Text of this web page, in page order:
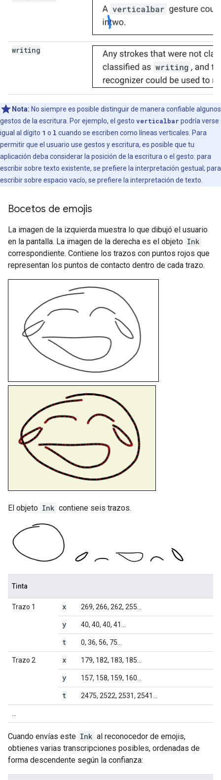
writing
Nota: No siempre es posible distinguir de manera confiable algunos
gestos de la escritura. Por ejemplo, el gesto verticalbar podría verse
igual al dígito 1 o l cuando se escriben como líneas verticales. Para
permitir que el usuario use gestos y escritura, es posible que tu
aplicación deba considerar la posición de la escritura o el gesto: para
escribir sobre texto existente, se prefiere la interpretación gestual; para
escribir sobre espacio vacío, se prefiere la interpretación de texto.
Bocetos de emojis
La imagen de la izquierda muestra lo que dibujó el usuario
en la pantalla. La imagen de la derecha es el objeto Ink
correspondiente. Contiene los trazos con puntos rojos que
representan los puntos de contacto dentro de cada trazo.
El objeto Ink contiene seis trazos.
Tinta
Trazo 1 x 269, 266, 262, 255...
y 40, 40, 40, 41...
t 0, 36, 56, 75...
Trazo 2 x 179, 182, 183, 185...
y 157, 158, 159, 160...
t 2475, 2522, 2531, 2541...
Cuando envías este Ink al reconocedor de emojis,
obtienes varias transcripciones posibles, ordenadas de
forma descendente según la confianza: